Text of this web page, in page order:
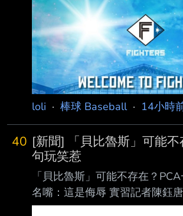
快球速達153公里，展現復健後
跡象。 劉致榮目前隨著亞運培
解，近期到場且持續關注的日職
虎、 日本火腿鬥士及東北樂天
多；韓職則有樂天巨人等球隊
致 榮的復出進 度備受亞洲職棒
本火腿球團高層岩本賢一表示，
一路
loli · 棒球 Baseball· 14小時
40 [新聞] 「貝比魯斯」可能
句玩笑惹
「貝比魯斯」可能不存在？
名嘴：這是侮辱 實習記者陳鈺
熊明星外野手「PCA」阿姆斯